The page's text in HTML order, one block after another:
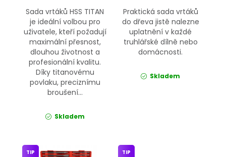
Sada vrtáků HSS TITAN
je ideální volbou pro
uživatele, kteří požadují
maximální přesnost,
dlouhou životnost a
profesionální kvalitu.
Díky titanovému
povlaku, preciznímu
broušení...
Skladem
Praktická sada vrtáků
do dřeva jistě nalezne
uplatnění v každé
truhlářské dílně nebo
domácnosti.
Skladem
TIP TIP